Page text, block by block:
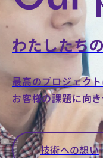
わたしたち
最高のプロジェク
お客様の課題に向
技術への想い